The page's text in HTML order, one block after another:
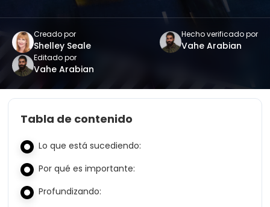
Creado por
Shelley Seale
Hecho verificado por
Vahe Arabian
Editado por
Vahe Arabian
Tabla de contenido
Lo que está sucediendo:
Por qué es importante:
Profundizando: